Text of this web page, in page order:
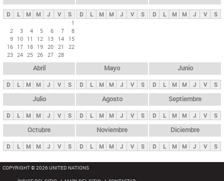
ds
p
n
i
p
a
l
s
D L M M J V
S
1
2
3 4 5 6 7
8
9 10 11 12 13 14
15
16 17 18 19 20 21
22
23 24 25 26 27 28
D L M M J V S D L M M J V S
Abril
D L M M J V S
Mayo
D L M M J V S
Junio
D L M M J V S
Julio
D L M M J V S
Agosto
D L M M J V S
Septiembre
D L M M J V S
Octubre
D L M M J V S
Noviembre
D L M M J V S
Diciembre
D L M M J V S
COPYRIGHT © 2026 UNITED NATIONS